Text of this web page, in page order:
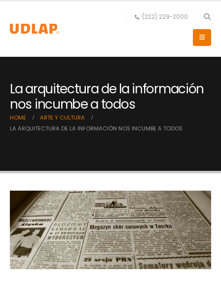
(222) 229-2000
La arquitectura de la información
nos incumbe a todos
HOME
ARTE Y CULTURA
LA ARQUITECTURA DE LA INFORMACIÓN NOS INCUMBE A TODOS